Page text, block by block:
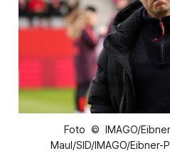
Foto © IMAGO/
Maul/SID/IMAGO/